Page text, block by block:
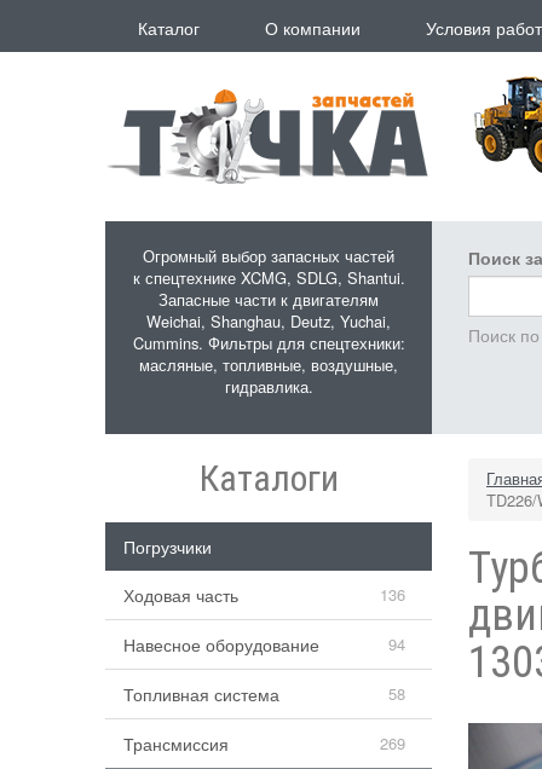
Каталог О компании Условия
Огромный выбор запасных частей
к спецтехнике XCMG, SDLG, Shantui.
Запасные части к двигателям
Weichai, Shanghau, Deutz, Yuchai,
Cummins. Фильтры для спецтехники:
масляные, топливные, воздушные,
гидравлика.
Поиск
Поиск
TD226/
Каталоги
Погрузчики
Ходовая часть
136
Навесное оборудование 94
Топливная система 58
Трансмиссия 269